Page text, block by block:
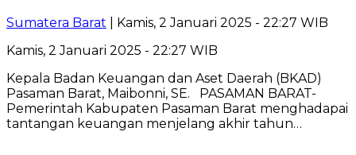
Sumatera Barat | Kamis, 2 Januari 2025 - 22:27 WIB
Kamis, 2 Januari 2025 - 22:27 WIB
Kepala Badan Keuangan dan Aset Daerah (BKAD)
Pasaman Barat, Maibonni, SE. PASAMAN BARAT-
Pemerintah Kabupaten Pasaman Barat menghadapai
tantangan keuangan menjelang akhir tahun…